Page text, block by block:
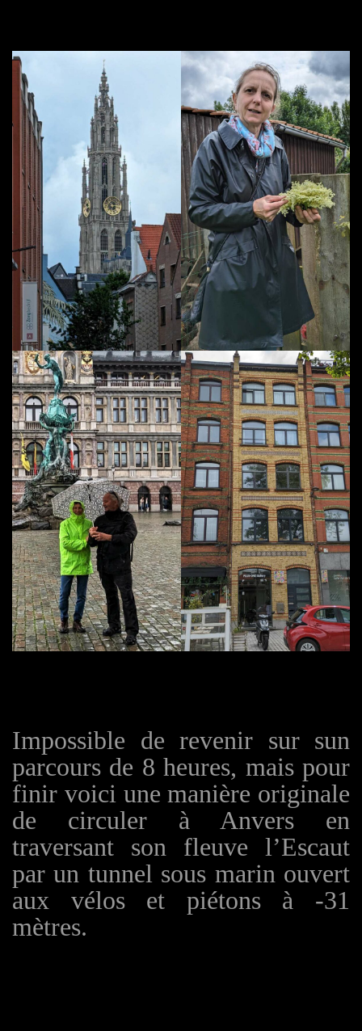
Impossible de revenir sur sun
parcours de 8 heures, mais pour
finir voici une manière originale
de circuler à Anvers en
traversant son fleuve l’Escaut
par un tunnel sous marin ouvert
aux vélos et piétons à -31
mètres.